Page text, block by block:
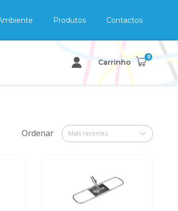
Produtos Contactos
Carrinho
0
Ordenar Mais recentes